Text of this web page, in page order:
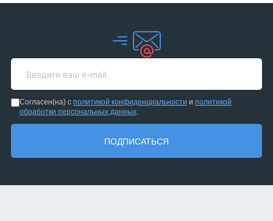
Согласен(на) с политикой конфиденциальности и политикой
обработки персональных данных.
ПОДПИСАТЬСЯ